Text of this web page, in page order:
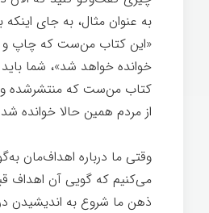
به عنوان مثال، به جای اینکه
«این کتاب من‌ست که چاپ و
خوانده خواهد شد»، شما
کتاب من‌ست که منتشرشده و
از مردم همین حالا خوانده
وقتی ما درباره اهداف‌مان
می‌کنیم که گویی آن اهداف
ذهن ما شروع به اندیشیدن